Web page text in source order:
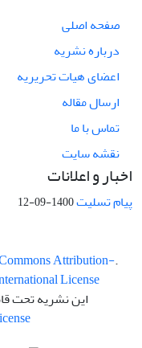
صفحه اصلی
درباره نشریه
اعضای هیات تحریریه
ارسال مقاله
تماس با ما
نقشه سایت
اخبار و اعلانات
پیام تسلیت1400-09-12
.This work is licensed under a
Attribution-
License
این نشریه تحت